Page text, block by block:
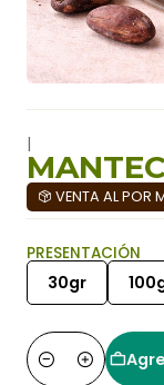
|
VENTA AL POR
PRESENTACIÓN
30gr
Cantidad